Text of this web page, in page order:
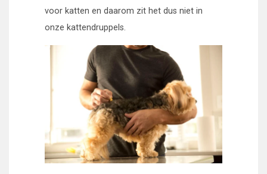
voor katten en daarom zit het dus niet in
onze kattendruppels.